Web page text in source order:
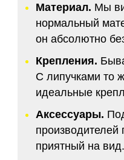
Материал. Мы
нормальный
он абсолютно
Крепления.
С липучками то
идеальные
Аксессуары.
приятный на вид.